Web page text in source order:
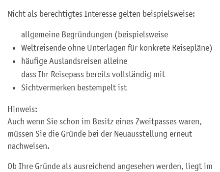
Nicht als berechtigtes Interesse gelten beispielsweise:
allgemeine Begründungen (beispielsweise
Weltreisende ohne Unterlagen für konkrete Reisepläne)
häufige Auslandsreisen alleine
dass Ihr Reisepass bereits vollständig mit
Sichtvermerken bestempelt ist
Hinweis:
Auch wenn Sie schon im Besitz eines Zweitpasses waren,
müssen Sie die Gründe bei der Neuausstellung erneut
nachweisen.
Ob Ihre Gründe als ausreichend angesehen werden, liegt im